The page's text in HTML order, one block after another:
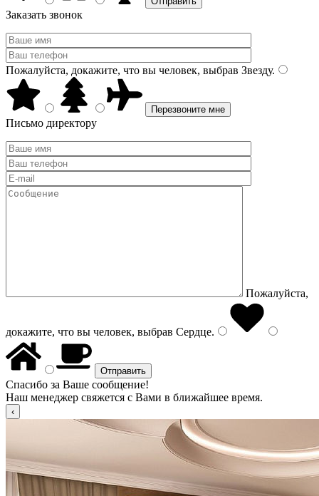
Заказать звонок
Пожалуйста, докажите, что вы человек, выбрав Звезду.
Письмо директору
Пожалуйста,
докажите, что вы человек, выбрав Сердце.
Спасибо за Ваше сообщение!
Наш менеджер свяжется с Вами в ближайшее время.